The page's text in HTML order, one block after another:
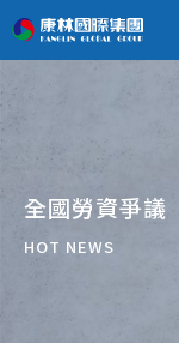
全國勞資爭議
HOT NEWS